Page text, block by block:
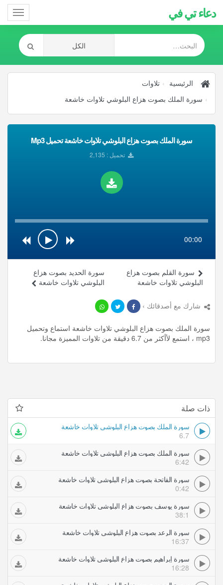
دعاء تي في
الرئيسية
تلاوات
سورة الملك بصوت هزاع البلوشي تلاوات خاشعة
سورة الملك بصوت هزاع البلوشي تلاوات خاشعة تحميل Mp3
تحميل : 2,135
00:00
سورة الحديد بصوت هزاع
البلوشي تلاوات خاشعة
سورة القلم بصوت هزاع
البلوشي تلاوات خاشعة
شارك مع أصدقائك ›
سورة الملك بصوت هزاع البلوشي تلاوات خاشعة استماع وتحميل
mp3 ، استمع لأأكثر من 6.7 دقيقة من تلاوات المميزة مجانا.
ذات صلة
سورة الملك بصوت هزاع البلوشي تلاوات خاشعة
6.7
سورة الملك بصوت هزاع البلوشي تلاوات خاشعة
6:42
سورة الفاتحة بصوت هزاع البلوشي تلاوات خاشعة
0:42
سورة يوسف بصوت هزاع البلوشي تلاوات خاشعة
38:1
سورة الرعد بصوت هزاع البلوشي تلاوات خاشعة
16:37
سورة إبراهيم بصوت هزاع البلوشي تلاوات خاشعة
16:28